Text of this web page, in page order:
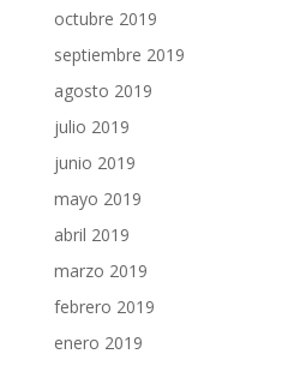
octubre 2019
septiembre 2019
agosto 2019
julio 2019
junio 2019
mayo 2019
abril 2019
marzo 2019
febrero 2019
enero 2019